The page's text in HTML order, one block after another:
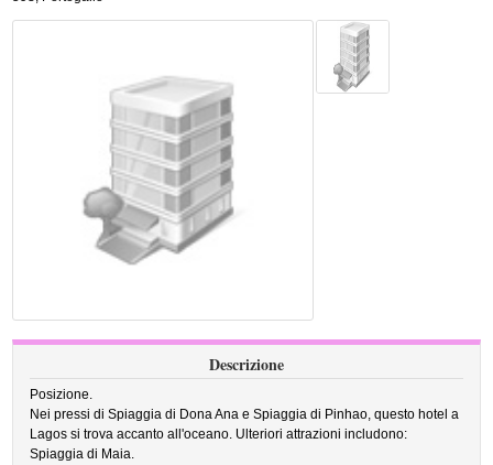
Descrizione
Posizione.
Nei pressi di Spiaggia di Dona Ana e Spiaggia di Pinhao, questo hotel a
Lagos si trova accanto all'oceano. Ulteriori attrazioni includono:
Spiaggia di Maia.